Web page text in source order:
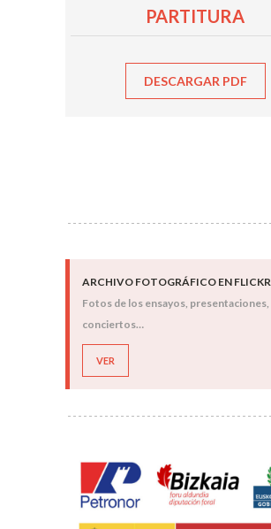
PARTITURA
DESCARGAR PDF
ARCHIVO FOTOGRÁFICO EN FLICKR
Fotos de los ensayos, presentaciones,
conciertos…
VER